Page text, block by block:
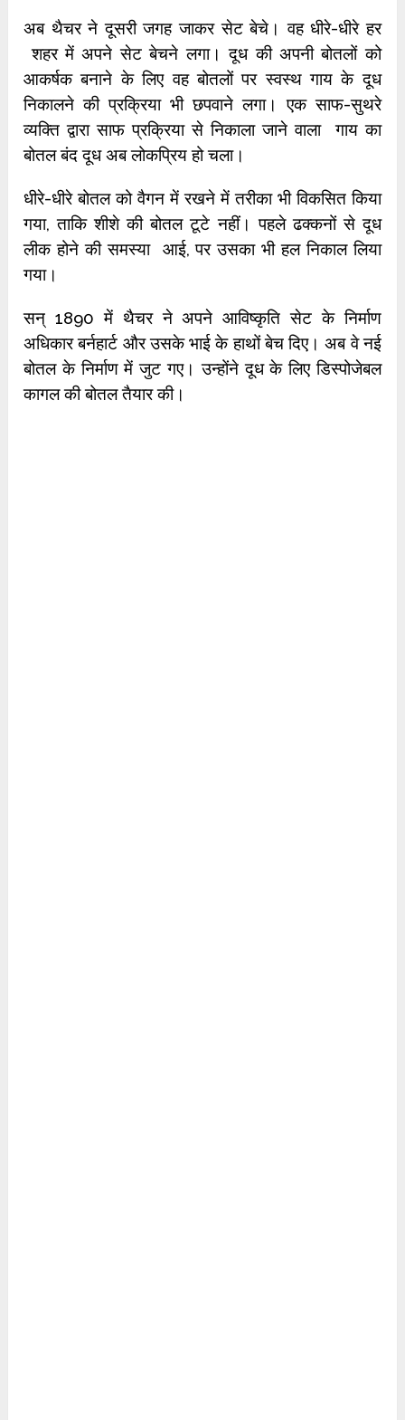
अब थैचर ने दूसरी जगह जाकर सेट बेचे। वह धीरे-धीरे हर
शहर में अपने सेट बेचने लगा। दूध की अपनी बोतलों को
आकर्षक बनाने के लिए वह बोतलों पर स्वस्थ गाय के दूध
निकालने की प्रक्रिया भी छपवाने लगा। एक साफ-सुथरे
व्यक्ति द्वारा साफ प्रक्रिया से निकाला जाने वाला गाय का
बोतल बंद दूध अब लोकप्रिय हो चला।
धीरे-धीरे बोतल को वैगन में रखने में तरीका भी विकसित किया
गया, ताकि शीशे की बोतल टूटे नहीं। पहले ढक्कनों से दूध
लीक होने की समस्या आई, पर उसका भी हल निकाल लिया
गया।
सन् 1890 में थैचर ने अपने आविष्कृति सेट के निर्माण
अधिकार बर्नहार्ट और उसके भाई के हाथों बेच दिए। अब वे नई
बोतल के निर्माण में जुट गए। उन्होंने दूध के लिए डिस्पोजेबल
कागल की बोतल तैयार की।